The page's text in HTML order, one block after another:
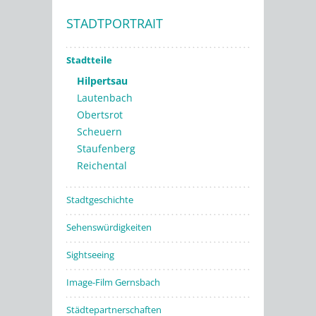
STADTPORTRAIT
Stadtteile
Hilpertsau
Lautenbach
Obertsrot
Scheuern
Staufenberg
Reichental
Stadtgeschichte
Sehenswürdigkeiten
Sightseeing
Image-Film Gernsbach
Städtepartnerschaften